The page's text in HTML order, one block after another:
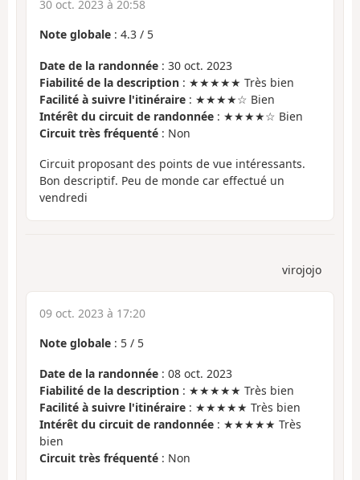
30 oct. 2023 à 20:58
Note globale : 4.3 / 5
Date de la randonnée : 30 oct. 2023
Fiabilité de la description : ★★★★★ Très bien
Facilité à suivre l'itinéraire : ★★★★☆ Bien
Intérêt du circuit de randonnée : ★★★★☆ Bien
Circuit très fréquenté : Non
Circuit proposant des points de vue intéressants.
Bon descriptif. Peu de monde car effectué un
vendredi
virojojo
09 oct. 2023 à 17:20
Note globale : 5 / 5
Date de la randonnée : 08 oct. 2023
Fiabilité de la description : ★★★★★ Très bien
Facilité à suivre l'itinéraire : ★★★★★ Très bien
Intérêt du circuit de randonnée : ★★★★★ Très
bien
Circuit très fréquenté : Non